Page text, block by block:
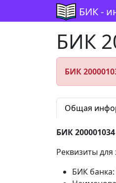
БИК -
БИК
БИК
Общая
БИК 200001034
Реквизиты
БИК банка: